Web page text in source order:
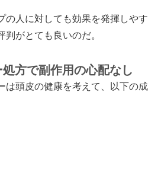
の人に対しても効果を発揮しやす
がとても良いのだ。
方で副作用の心配なし
は頭皮の健康を考えて、以下の成